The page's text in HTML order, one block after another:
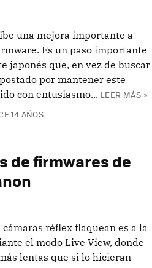
una mejora importante a
Es un paso importante
japonés que, en vez de buscar
por mantener este
con entusiasmo... LEER MÁS »
14 AÑOS
de firmwares de
réflex flaquean es a la
el modo Live View, donde
lentas que si lo hicieran